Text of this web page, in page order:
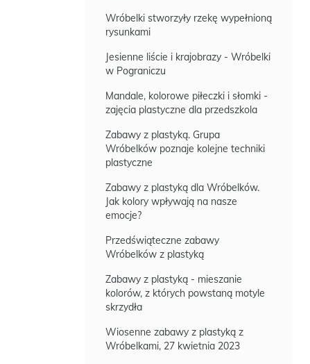
Wróbelki stworzyły rzekę wypełnioną
rysunkami
Jesienne liście i krajobrazy - Wróbelki
w Pograniczu
Mandale, kolorowe piłeczki i słomki -
zajęcia plastyczne dla przedszkola
Zabawy z plastyką. Grupa
Wróbelków poznaje kolejne techniki
plastyczne
Zabawy z plastyką dla Wróbelków.
Jak kolory wpływają na nasze
emocje?
Przedświąteczne zabawy
Wróbelków z plastyką
Zabawy z plastyką - mieszanie
kolorów, z których powstaną motyle
skrzydła
Wiosenne zabawy z plastyką z
Wróbelkami, 27 kwietnia 2023